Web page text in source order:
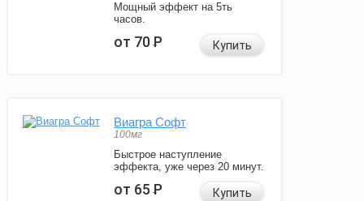
Мощный эффект на 5ть
часов.
от 70Р Купить
Виагра Софт
100мг
Быстрое наступление
эффекта, уже через 20 минут.
от 65Р Купить